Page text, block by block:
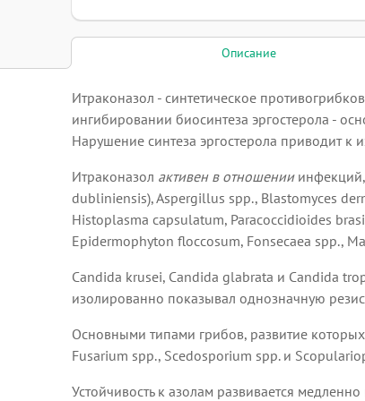
Описание
Итраконазол - синтетическое
ингибировании биосинтеза эргостерола -
Нарушение синтеза эргостерола приводит
Итраконазол активен в отношенииинфекций,
dubliniensis), Aspergillus spp., Blastomyces
Histoplasma capsulatum, Paracoccidioides
Epidermophyton floccosum, Fonsecaea spp.,
Candida krusei, Candida glabrata и Candida
изолированно показывал однозначную
Основными типами грибов, развитие
Fusarium spp., Scedosporium spp. и
Устойчивость к азолам развивается